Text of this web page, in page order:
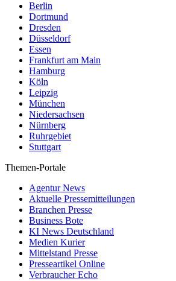
Berlin
Dortmund
Dresden
Düsseldorf
Essen
Frankfurt am Main
Hamburg
Köln
Leipzig
München
Niedersachsen
Nürnberg
Ruhrgebiet
Stuttgart
Themen-Portale
Agentur News
Aktuelle Pressemitteilungen
Branchen Presse
Business Bote
KI News Deutschland
Medien Kurier
Mittelstand Presse
Presseartikel Online
Verbraucher Echo